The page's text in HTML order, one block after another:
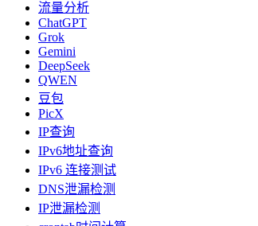
流量分析
ChatGPT
Grok
Gemini
DeepSeek
QWEN
豆包
PicX
IP查询
IPv6地址查询
IPv6 连接测试
DNS泄漏检测
IP泄漏检测